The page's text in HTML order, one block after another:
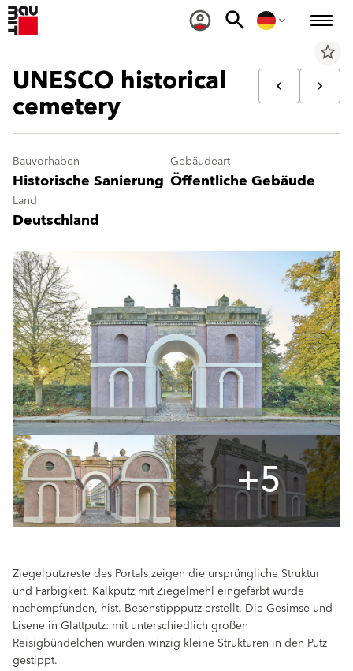
star_border
UNESCO historical
cemetery
Bauvorhaben
Historische Sanierung
Gebäudeart
Öffentliche Gebäude
Land
Deutschland
+5
Ziegelputzreste des Portals zeigen die ursprüngliche Struktur
und Farbigkeit. Kalkputz mit Ziegelmehl eingefärbt wurde
nachempfunden, hist. Besenstippputz erstellt. Die Gesimse und
Lisene in Glattputz: mit unterschiedlich großen
Reisigbündelchen wurden winzig kleine Strukturen in den Putz
gestippt.